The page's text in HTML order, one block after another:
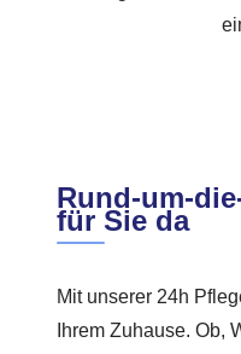
Rund-um-
für Sie da
Mit unserer 24h
Ihrem Zuhause. Ob,